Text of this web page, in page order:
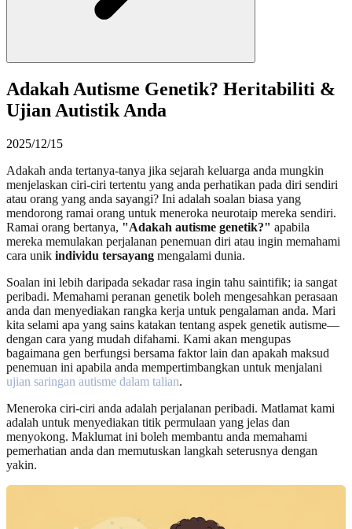
Adakah Autisme Genetik? Heritabiliti &
Ujian Autistik Anda
2025/12/15
Adakah anda tertanya-tanya jika sejarah keluarga anda mungkin
menjelaskan ciri-ciri tertentu yang anda perhatikan pada diri sendiri
atau orang yang anda sayangi? Ini adalah soalan biasa yang
mendorong ramai orang untuk meneroka neurotaip mereka sendiri.
Ramai orang bertanya, "Adakah autisme genetik?" apabila
mereka memulakan perjalanan penemuan diri atau ingin memahami
cara unik individu tersayang mengalami dunia.
Soalan ini lebih daripada sekadar rasa ingin tahu saintifik; ia sangat
peribadi. Memahami peranan genetik boleh mengesahkan perasaan
anda dan menyediakan rangka kerja untuk pengalaman anda. Mari
kita selami apa yang sains katakan tentang aspek genetik autisme—
dengan cara yang mudah difahami. Kami akan mengupas
bagaimana gen berfungsi bersama faktor lain dan apakah maksud
penemuan ini apabila anda mempertimbangkan untuk menjalani
ujian saringan autisme dalam talian.
Meneroka ciri-ciri anda adalah perjalanan peribadi. Matlamat kami
adalah untuk menyediakan titik permulaan yang jelas dan
menyokong. Maklumat ini boleh membantu anda memahami
pemerhatian anda dan memutuskan langkah seterusnya dengan
yakin.